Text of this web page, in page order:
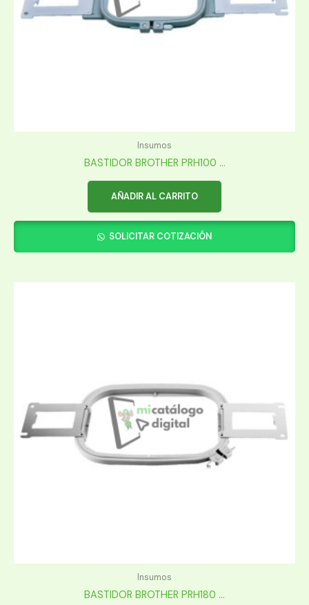
Insumos
BASTIDOR BROTHER PRH100 ...
AÑADIR AL CARRITO
SOLICITAR COTIZACIÓN
Insumos
BASTIDOR BROTHER PRH180 ...